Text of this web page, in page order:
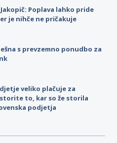
Poplava lahko pride
je nihče ne pričakuje
s prevzemno ponudbo za
veliko plačuje za
to, kar so že storila
podjetja